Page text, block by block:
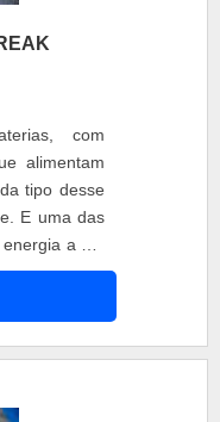
com
alimentam
tipo desse
E uma das
a um
Sucatas
conhecido
Energia